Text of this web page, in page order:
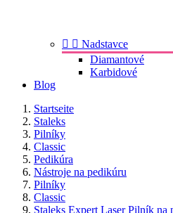
  Nadstavce
Diamantové
Karbidové
Blog
Startseite
Staleks
Pilníky
Classic
Pedikúra
Nástroje na pedikúru
Pilníky
Classic
Staleks Expert Laser Pilník na